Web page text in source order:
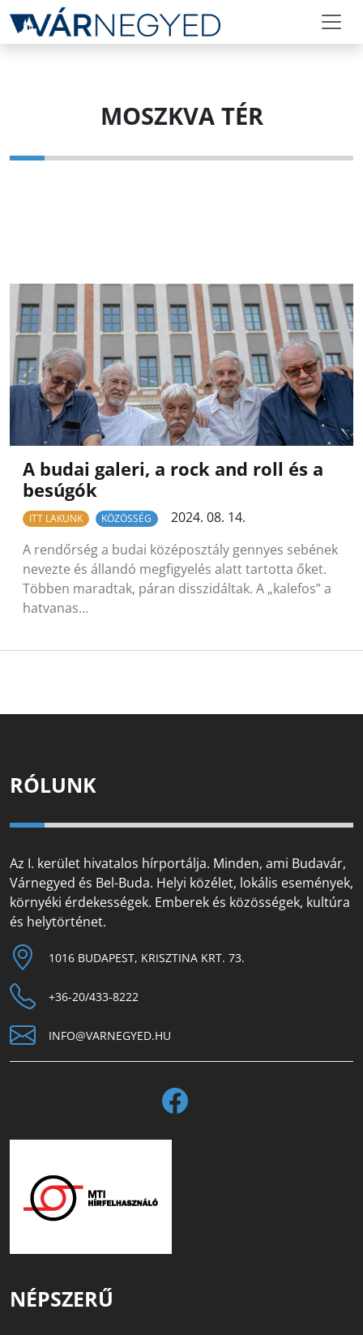
MOSZKVA TÉR
A budai galeri, a rock and roll és a
besúgók
ITT LAKUNK KÖZÖSSÉG
2024. 08. 14.
A rendőrség a budai középosztály gennyes sebének
nevezte és állandó megfigyelés alatt tartotta őket.
Többen maradtak, páran disszidáltak. A „kalefos” a
hatvanas…
RÓLUNK
Az I. kerület hivatalos hírportálja. Minden, ami Budavár,
Várnegyed és Bel-Buda. Helyi közélet, lokális események,
környéki érdekességek. Emberek és közösségek, kultúra
és helytörténet.
1016 BUDAPEST, KRISZTINA KRT. 73.
+36-20/433-8222
INFO@VARNEGYED.HU
NÉPSZERŰ